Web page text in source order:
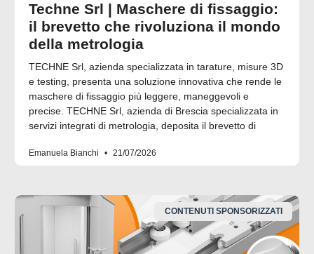
Techne Srl | Maschere di fissaggio:
il brevetto che rivoluziona il mondo
della metrologia
TECHNE Srl, azienda specializzata in tarature, misure 3D
e testing, presenta una soluzione innovativa che rende le
maschere di fissaggio più leggere, maneggevoli e
precise. TECHNE Srl, azienda di Brescia specializzata in
servizi integrati di metrologia, deposita il brevetto di
Emanuela Bianchi 21/07/2026
CONTENUTI SPONSORIZZATI